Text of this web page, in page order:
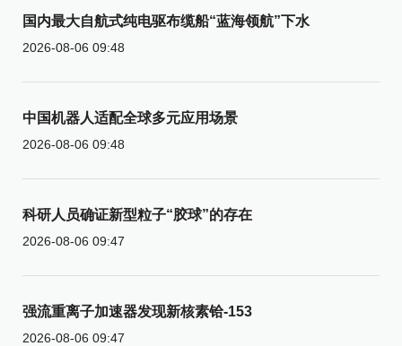
国内最大自航式纯电驱布缆船“蓝海领航”下水
2026-08-06 09:48
中国机器人适配全球多元应用场景
2026-08-06 09:48
科研人员确证新型粒子“胶球”的存在
2026-08-06 09:47
强流重离子加速器发现新核素铪-153
2026-08-06 09:47